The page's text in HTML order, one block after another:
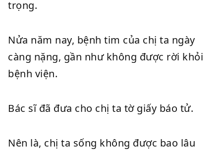
trọng.
Nửa năm nay, bệnh tim của chị ta ngày
càng nặng, gần như không được rời khỏi
bệnh viện.
Bác sĩ đã đưa cho chị ta tờ giấy báo tử.
Nên là, chị ta sống không được bao lâu